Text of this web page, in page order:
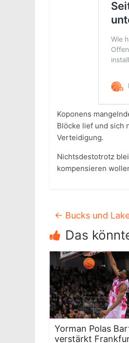
Koponens
Blöcke lief und sich
Verteidigung.
Nichtsdestotrotz
kompensieren
← Bucks und
Das
Yorman Polas
verstärkt